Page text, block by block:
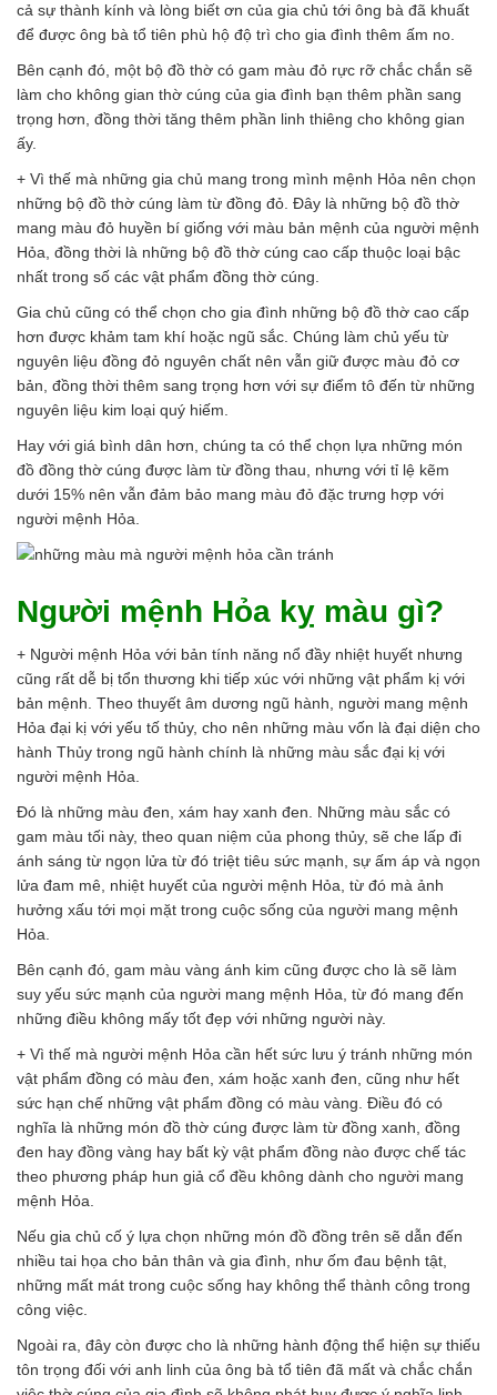
cả sự thành kính và lòng biết ơn của gia chủ tới ông bà đã khuất
để được ông bà tổ tiên phù hộ độ trì cho gia đình thêm ấm no.
Bên cạnh đó, một bộ đồ thờ có gam màu đỏ rực rỡ chắc chắn sẽ
làm cho không gian thờ cúng của gia đình bạn thêm phần sang
trọng hơn, đồng thời tăng thêm phần linh thiêng cho không gian
ấy.
+ Vì thế mà những gia chủ mang trong mình mệnh Hỏa nên chọn
những bộ đồ thờ cúng làm từ đồng đỏ. Đây là những bộ đồ thờ
mang màu đỏ huyền bí giống với màu bản mệnh của người mệnh
Hỏa, đồng thời là những bộ đồ thờ cúng cao cấp thuộc loại bậc
nhất trong số các vật phẩm đồng thờ cúng.
Gia chủ cũng có thể chọn cho gia đình những bộ đồ thờ cao cấp
hơn được khảm tam khí hoặc ngũ sắc. Chúng làm chủ yếu từ
nguyên liệu đồng đỏ nguyên chất nên vẫn giữ được màu đỏ cơ
bản, đồng thời thêm sang trọng hơn với sự điểm tô đến từ những
nguyên liệu kim loại quý hiếm.
Hay với giá bình dân hơn, chúng ta có thể chọn lựa những món
đồ đồng thờ cúng được làm từ đồng thau, nhưng với tỉ lệ kẽm
dưới 15% nên vẫn đảm bảo mang màu đỏ đặc trưng hợp với
người mệnh Hỏa.
Người mệnh Hỏa kỵ màu gì?
+ Người mệnh Hỏa với bản tính năng nổ đầy nhiệt huyết nhưng
cũng rất dễ bị tổn thương khi tiếp xúc với những vật phẩm kị với
bản mệnh. Theo thuyết âm dương ngũ hành, người mang mệnh
Hỏa đại kị với yếu tố thủy, cho nên những màu vốn là đại diện cho
hành Thủy trong ngũ hành chính là những màu sắc đại kị với
người mệnh Hỏa.
Đó là những màu đen, xám hay xanh đen. Những màu sắc có
gam màu tối này, theo quan niệm của phong thủy, sẽ che lấp đi
ánh sáng từ ngọn lửa từ đó triệt tiêu sức mạnh, sự ấm áp và ngọn
lửa đam mê, nhiệt huyết của người mệnh Hỏa, từ đó mà ảnh
hưởng xấu tới mọi mặt trong cuộc sống của người mang mệnh
Hỏa.
Bên cạnh đó, gam màu vàng ánh kim cũng được cho là sẽ làm
suy yếu sức mạnh của người mang mệnh Hỏa, từ đó mang đến
những điều không mấy tốt đẹp với những người này.
+ Vì thế mà người mệnh Hỏa cần hết sức lưu ý tránh những món
vật phẩm đồng có màu đen, xám hoặc xanh đen, cũng như hết
sức hạn chế những vật phẩm đồng có màu vàng. Điều đó có
nghĩa là những món đồ thờ cúng được làm từ đồng xanh, đồng
đen hay đồng vàng hay bất kỳ vật phẩm đồng nào được chế tác
theo phương pháp hun giả cổ đều không dành cho người mang
mệnh Hỏa.
Nếu gia chủ cố ý lựa chọn những món đồ đồng trên sẽ dẫn đến
nhiều tai họa cho bản thân và gia đình, như ốm đau bệnh tật,
những mất mát trong cuộc sống hay không thể thành công trong
công việc.
Ngoài ra, đây còn được cho là những hành động thể hiện sự thiếu
tôn trọng đối với anh linh của ông bà tổ tiên đã mất và chắc chắn